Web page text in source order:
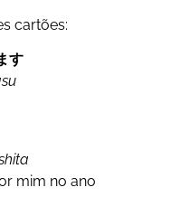
cartões:
す
mim no ano